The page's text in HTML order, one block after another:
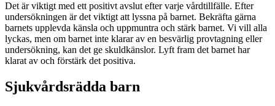
Det är viktigt med ett positivt avslut efter varje vårdtillfälle. Efter
undersökningen är det viktigt att lyssna på barnet. Bekräfta gärna
barnets upplevda känsla och uppmuntra och stärk barnet. Vi vill alla
lyckas, men om barnet inte klarar av en besvärlig provtagning eller
undersökning, kan det ge skuldkänslor. Lyft fram det barnet har
klarat av och förstärk det positiva.
Sjukvårdsrädda barn